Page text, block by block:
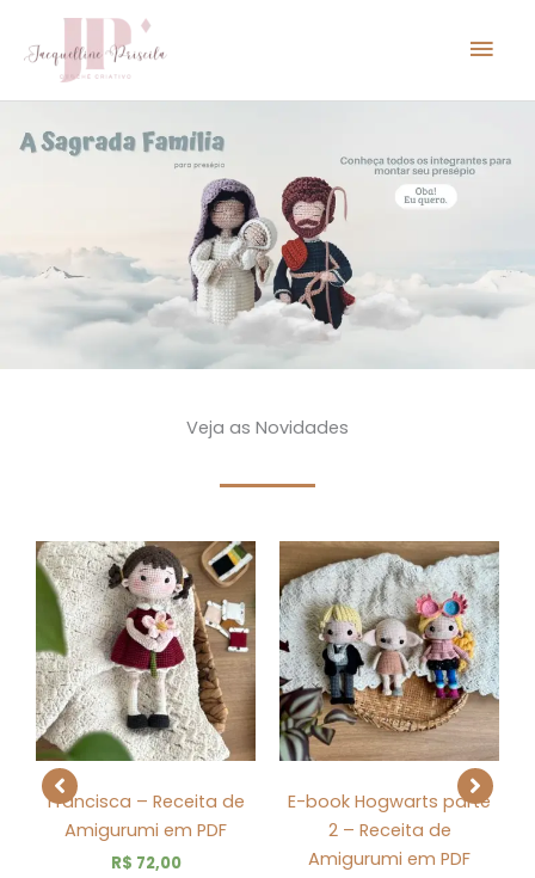
para
conteúdo
Veja as Novidades​
Francisca – Receita de
Amigurumi em PDF
R$ 72,00
E-book Hogwarts parte
2 – Receita de
Amigurumi em PDF